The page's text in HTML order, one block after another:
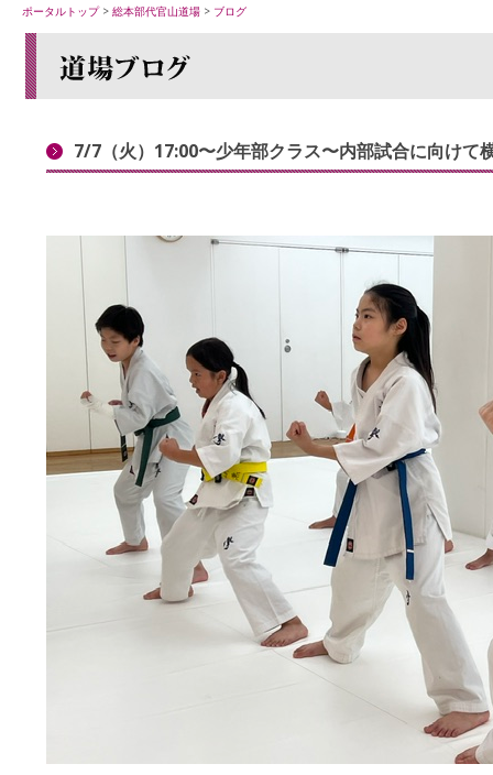
ポータルトップ> 総本部代官山道場 > ブログ
7/7（火）17:00〜少年部クラス〜内部試合に向けて